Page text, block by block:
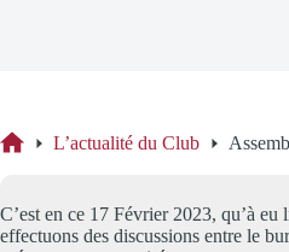
L’actualité du Club
C’est en ce 17 Février 2023, qu’à
effectuons des discussions entre le